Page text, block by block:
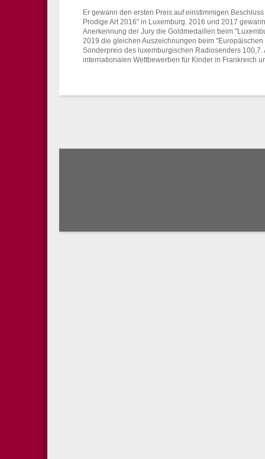
Er gewann den ersten Preis auf einstimmigen
Prodige Art 2016" in Luxemburg. 2016 und 2017
Anerkennung der Jury die Goldmedaillen beim
2019 die gleichen Auszeichnungen beim
Sonderpreis des luxemburgischen Radiosenders
internationalen Wettbewerben für Kinder in Frankreich